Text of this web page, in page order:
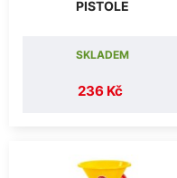
PISTOLE
236 Kč
SKLADEM